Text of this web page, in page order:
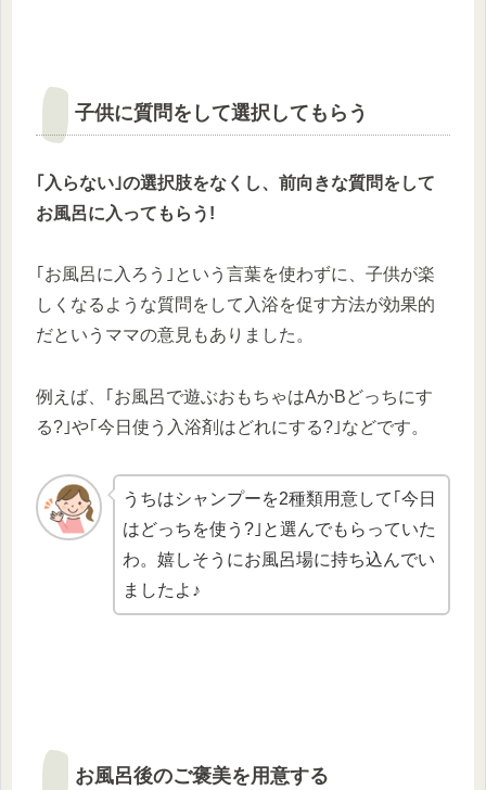
子供に質問をして選択してもらう
｢入らない｣の選択肢をなくし、前向きな質問をして
お風呂に入ってもらう!
｢お風呂に入ろう｣という言葉を使わずに、子供が楽
しくなるような質問をして入浴を促す方法が効果的
だというママの意見もありました。
例えば、｢お風呂で遊ぶおもちゃはAかBどっちにす
る?｣や｢今日使う入浴剤はどれにする?｣などです。
うちはシャンプーを2種類用意して｢今日
はどっちを使う?｣と選んでもらっていた
わ。嬉しそうにお風呂場に持ち込んでい
ましたよ♪
お風呂後のご褒美を用意する